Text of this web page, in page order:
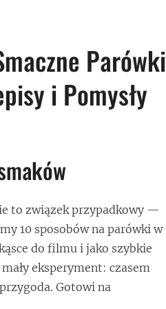
Parówki
i Pomysły
to związek przypadkowy —
10 sposobów na parówki w
do filmu i jako szybkie
eksperyment: czasem
Gotowi na